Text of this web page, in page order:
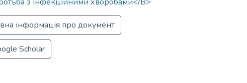
інформація про документ
Scholar